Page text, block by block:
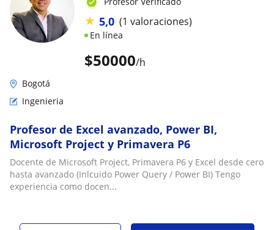
$50000/h
★ 5,0 (1 valoraciones)
En línea
Bogotá
Ingenieria
Profesor de Excel avanzado, Power BI,
Microsoft Project y Primavera P6
Docente de Microsoft Project, Primavera P6 y Excel desde cero
hasta avanzado (Inlcuido Power Query / Power BI) Tengo
experiencia como docen...